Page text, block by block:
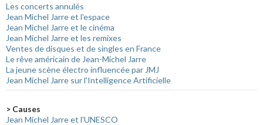
Les concerts annulés
Jean Michel Jarre et l'espace
Jean Michel Jarre et le cinéma
Jean Michel Jarre et les remixes
Ventes de disques et de singles en France
Le rêve américain de Jean-Michel Jarre
La jeune scène électro influencée par JMJ
Jean Michel Jarre sur l'Intelligence Artificielle
> Causes
Jean Michel Jarre et l'UNESCO